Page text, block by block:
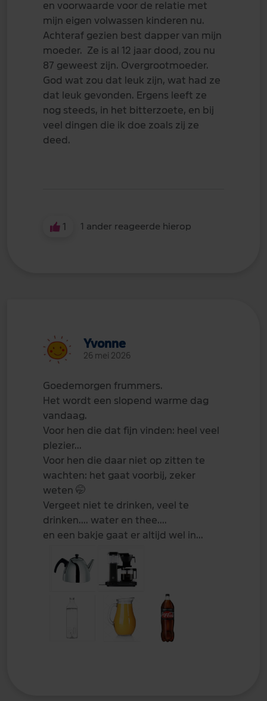
en voorwaarde voor de relatie met
mijn eigen volwassen kinderen nu.
Achteraf gezien best dapper van mijn
moeder. Ze is al 12 jaar dood, zou nu
87 geweest zijn. Overgrootmoeder.
God wat zou dat leuk zijn, wat had ze
dat leuk gevonden. Ergens leeft ze
nog steeds, in het bitterzoete, en bij
veel dingen die ik doe zoals zij ze
deed.
1 1 ander reageerde hierop
Yvonne
26 mei 2026
Goedemorgen frummers.
Het wordt een slopend warme dag
vandaag.
Voor hen die dat fijn vinden: heel veel
plezier...
Voor hen die daar niet op zitten te
wachten: het gaat voorbij, zeker
weten 🤭
Vergeet niet te drinken, veel te
drinken.... water en thee....
en een bakje gaat er altijd wel in...